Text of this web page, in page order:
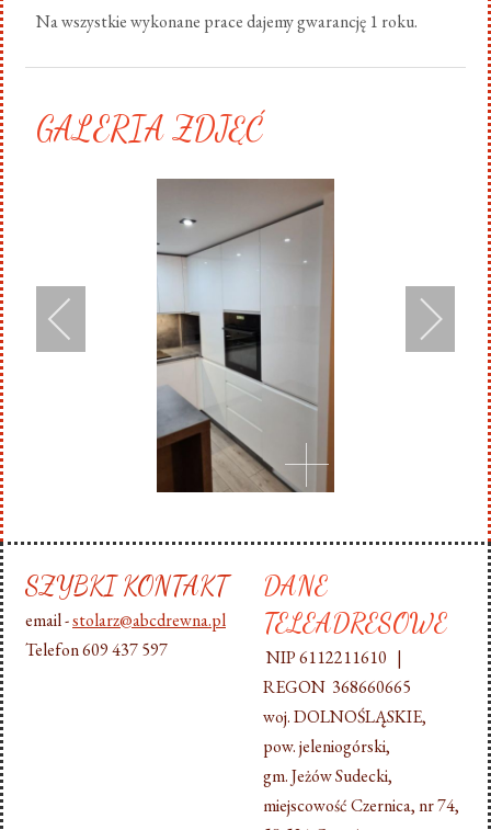
Na wszystkie wykonane prace dajemy gwarancję 1 roku.
GALERIA ZDJĘĆ
SZYBKI KONTAKT
email -stolarz@abcdrewna.pl
Telefon 609 437 597
DANE
TELEADRESOWE
NIP 6112211610 |
REGON 368660665
woj. DOLNOŚLĄSKIE,
pow. jeleniogórski,
gm. Jeżów Sudecki,
miejscowość Czernica, nr 74,